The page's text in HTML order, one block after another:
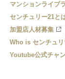
マンションライブ
センチュリー21と
加盟店人材募集
Who is センチュリ
Youtube公式チャ